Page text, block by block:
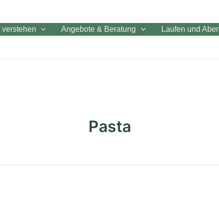
verstehen Angebote & Beratung Laufen und
Pasta